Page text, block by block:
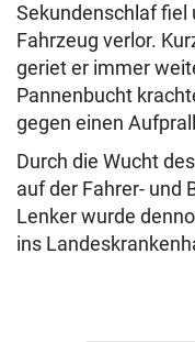
Sekundenschlaf fiel
Fahrzeug verlor.
geriet er immer
Pannenbucht
gegen einen
Durch die Wucht
auf der Fahrer- und
Lenker wurde
ins